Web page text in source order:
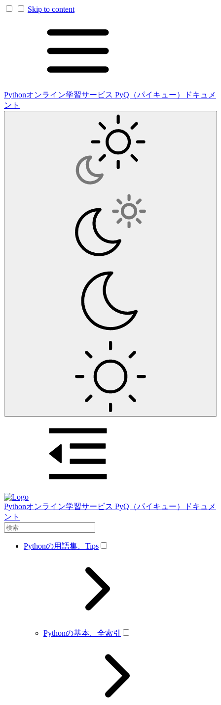
Skip to content
Pythonオンライン学習サービス PyQ（パイキュー）ドキュメ
ント
Pythonオンライン学習サービス PyQ（パイキュー）ドキュメ
ント
Pythonの用語集、Tips
Pythonの基本、全索引